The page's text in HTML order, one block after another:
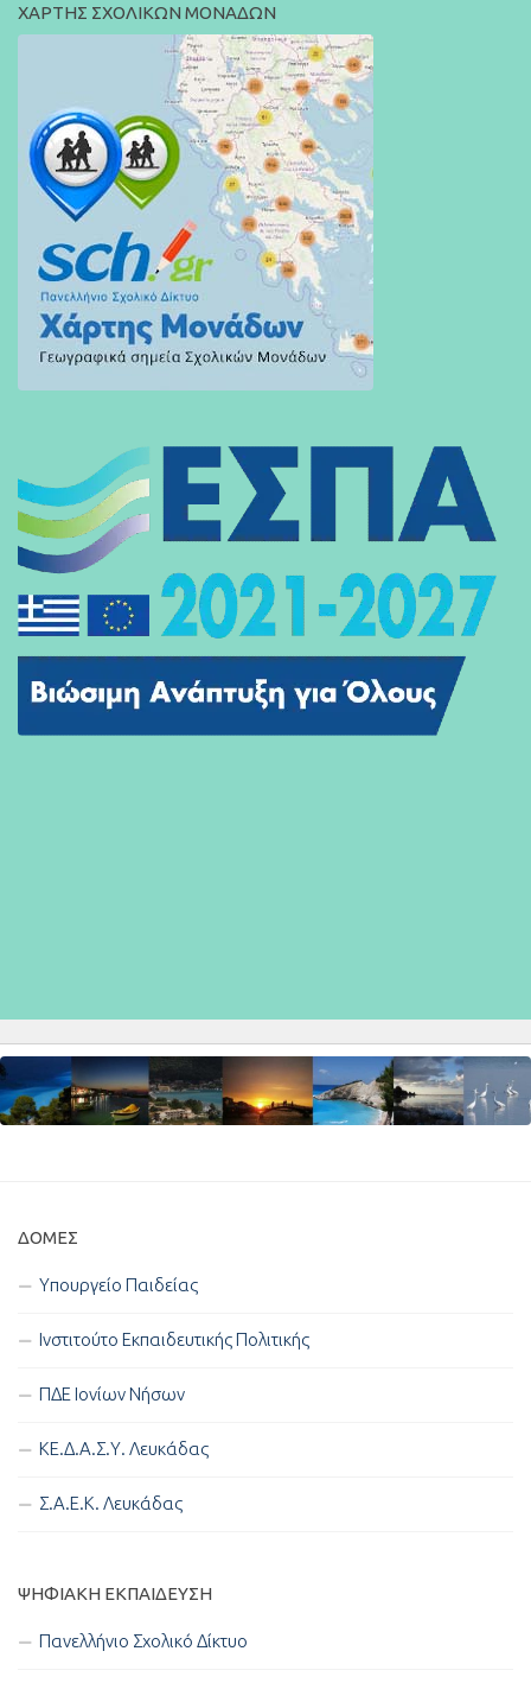
ΧΑΡΤΗΣ ΣΧΟΛΙΚΩΝ ΜΟΝΑΔΩΝ
ΔΟΜΈΣ
Υπουργείο Παιδείας
Ινστιτούτο Εκπαιδευτικής Πολιτικής
ΠΔΕ Ιονίων Νήσων
ΚΕ.Δ.Α.Σ.Υ. Λευκάδας
Σ.Α.Ε.Κ. Λευκάδας
ΨΗΦΙΑΚΉ ΕΚΠΑΊΔΕΥΣΗ
Πανελλήνιο Σχολικό Δίκτυο